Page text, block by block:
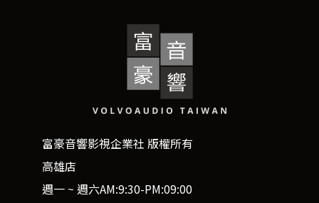
富豪音響影視企業社 版權所有
高雄店
週一 ~ 週六AM:9:30-PM:09:00